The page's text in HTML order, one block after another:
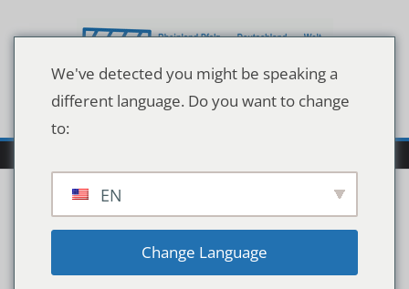
Inhalt
shutterstock_219068170
We've detected you might be speaking a
different language. Do you want to change
to:
EN
Change Language